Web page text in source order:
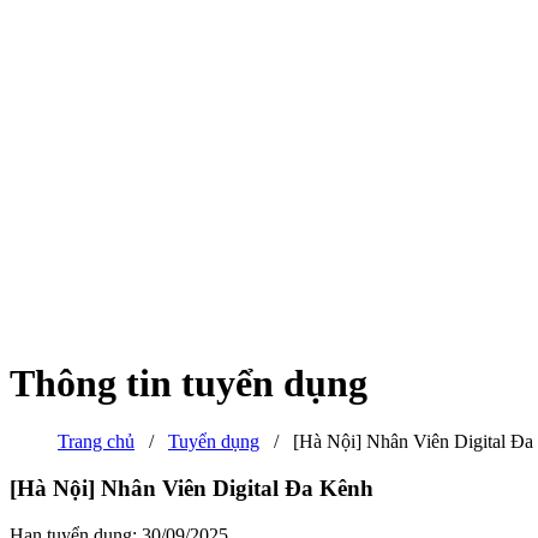
Thông tin tuyển dụng
Trang chủ / Tuyển dụng / [Hà Nội] Nhân Viên Digital Đa
[Hà Nội] Nhân Viên Digital Đa Kênh